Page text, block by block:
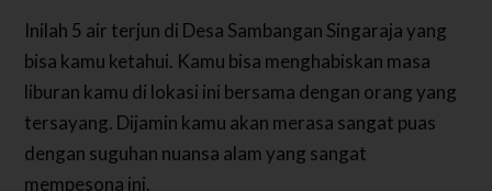
Inilah 5 air terjun di Desa Sambangan Singaraja yang
bisa kamu ketahui. Kamu bisa menghabiskan masa
liburan kamu di lokasi ini bersama dengan orang yang
tersayang. Dijamin kamu akan merasa sangat puas
dengan suguhan nuansa alam yang sangat
mempesona ini.